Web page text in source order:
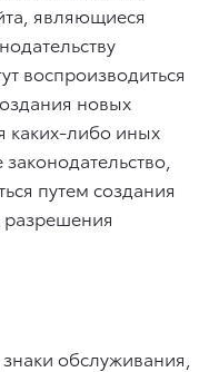
являющиеся
воспроизводиться
новых
каких-либо иных
путем создания
обслуживания,